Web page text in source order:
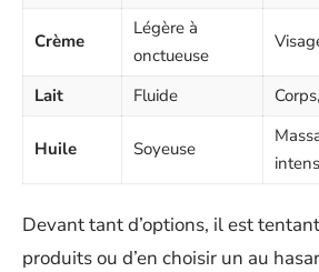
Crème
Légère à
onctueuse
Lait Fluide
Huile Soyeuse
Devant tant d’options, il est
produits ou d’en choisir un au